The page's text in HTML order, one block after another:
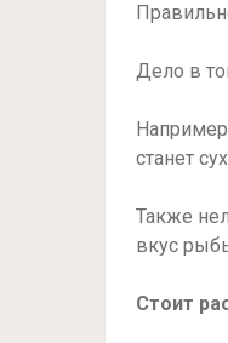
Дело в
станет
Также
вкус
Стоит